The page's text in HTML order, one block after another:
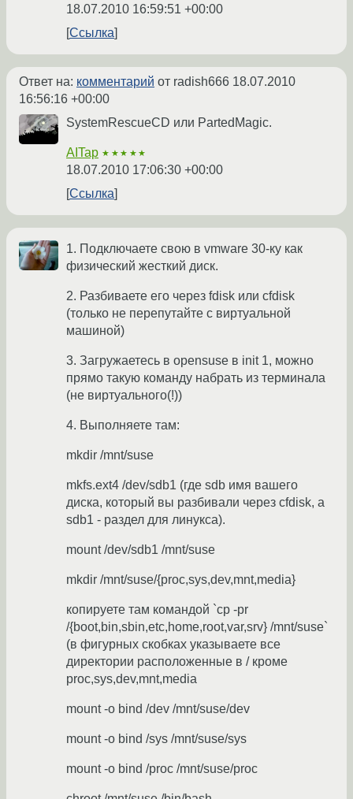
18.07.2010 16:59:51 +00:00
Ссылка
Ответ на: комментарий от radish666 18.07.2010
16:56:16 +00:00
SystemRescueCD или PartedMagic.
AITap ★★★★★
18.07.2010 17:06:30 +00:00
Ссылка
1. Подключаете свою в vmware 30-ку как
физический жесткий диск.
2. Разбиваете его через fdisk или cfdisk
(только не перепутайте с виртуальной
машиной)
3. Загружаетесь в opensuse в init 1, можно
прямо такую команду набрать из терминала
(не виртуального(!))
4. Выполняете там:
mkdir /mnt/suse
mkfs.ext4 /dev/sdb1 (где sdb имя вашего
диска, который вы разбивали через cfdisk, а
sdb1 - раздел для линукса).
mount /dev/sdb1 /mnt/suse
mkdir /mnt/suse/{proc,sys,dev,mnt,media}
копируете там командой `cp -pr
/{boot,bin,sbin,etc,home,root,var,srv} /mnt/suse`
(в фигурных скобках указываете все
директории расположенные в / кроме
proc,sys,dev,mnt,media
mount -o bind /dev /mnt/suse/dev
mount -o bind /sys /mnt/suse/sys
mount -o bind /proc /mnt/suse/proc